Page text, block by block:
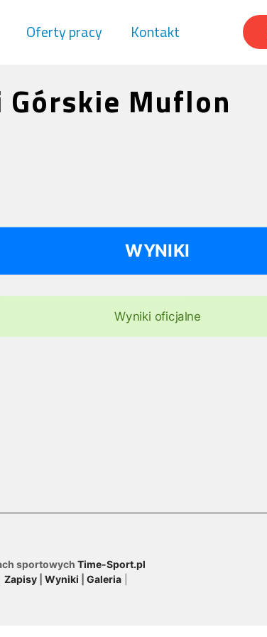
Oferty pracy Kontakt
Muflon
WYNIKI
Wyniki oficjalne
sportowych Time-Sport.pl
Zapisy| Wyniki Galeria|